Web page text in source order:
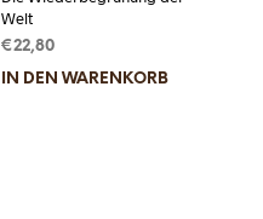
Welt
€22,80
IN DEN WARENKORB